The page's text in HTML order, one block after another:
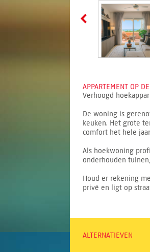
APPARTEMENT OP
Verhoogd
De woning is
keuken. Het grote
comfort het hele
Als hoekwoning
onderhouden
Houd er rekening
privé en ligt op
ALTERNATIEVEN